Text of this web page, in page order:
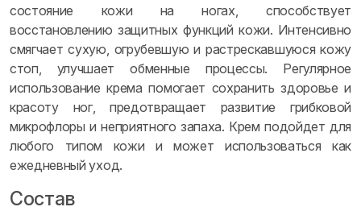
состояние кожи на ногах, способствует
восстановлению защитных функций кожи. Интенсивно
смягчает сухую, огрубевшую и растрескавшуюся кожу
стоп, улучшает обменные процессы. Регулярное
использование крема помогает сохранить здоровье и
красоту ног, предотвращает развитие грибковой
микрофлоры и неприятного запаха. Крем подойдет для
любого типом кожи и может использоваться как
ежедневный уход.
Состав